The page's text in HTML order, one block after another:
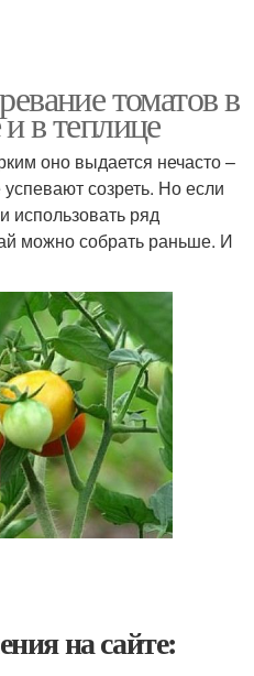
томатов в
в теплице
оно выдается нечасто –
созреть. Но если
использовать ряд
можно собрать раньше. И
на сайте: